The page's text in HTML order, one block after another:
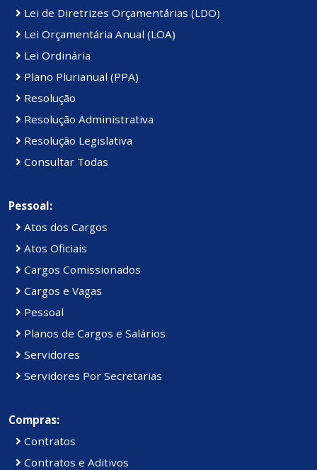
Lei de Diretrizes Orçamentárias (LDO)
Lei Orçamentária Anual (LOA)
Lei Ordinária
Plano Plurianual (PPA)
Resolução
Resolução Administrativa
Resolução Legislativa
Consultar Todas
Pessoal:
Atos dos Cargos
Atos Oficiais
Cargos Comissionados
Cargos e Vagas
Pessoal
Planos de Cargos e Salários
Servidores
Servidores Por Secretarias
Compras:
Contratos
Contratos e Aditivos